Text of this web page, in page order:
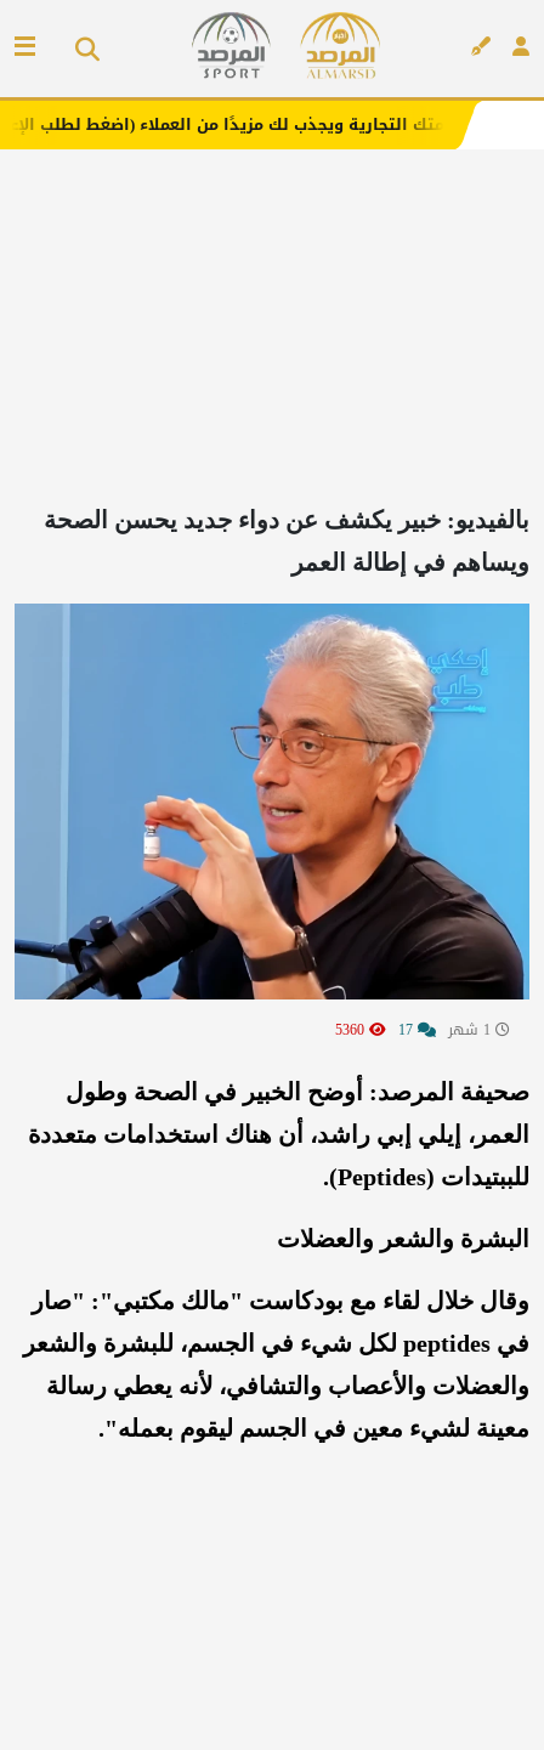
ويجذب لك مزيدًا من العملاء (اضغط لطلب الإعلان)
بالفيديو: خبير يكشف عن دواء جديد يحسن الصحة
ويساهم في إطالة العمر
صحيفة المرصد: أوضح الخبير في الصحة وطول
العمر، إيلي إبي راشد، أن هناك استخدامات متعددة
للببتيدات (Peptides).
البشرة والشعر والعضلات
وقال خلال لقاء مع بودكاست "مالك مكتبي": "صار
في peptides لكل شيء في الجسم، للبشرة والشعر
والعضلات والأعصاب والتشافي، لأنه يعطي رسالة
معينة لشيء معين في الجسم ليقوم بعمله".